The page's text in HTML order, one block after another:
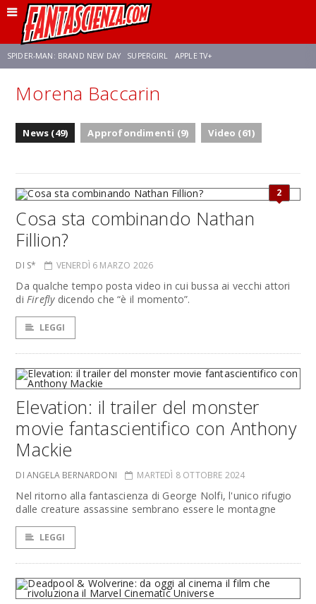
SPIDER-MAN: BRAND NEW DAY SUPERGIRL APPLE TV+
FRANCO RICCIARDIELLO ZENDAYA STAR TREK
Morena Baccarin
News (49) Approfondimenti (9) Video (61)
2
Cosa sta combinando Nathan
Fillion?
DI S* VENERDÌ 6 MARZO 2026
Da qualche tempo posta video in cui bussa ai vecchi attori
diFireflydicendo che “è il momento”.
LEGGI
Elevation: il trailer del monster
movie fantascientifico con Anthony
Mackie
DI ANGELA BERNARDONI MARTEDÌ 8 OTTOBRE 2024
Nel ritorno alla fantascienza di George Nolfi, l'unico rifugio
dalle creature assassine sembrano essere le montagne
LEGGI